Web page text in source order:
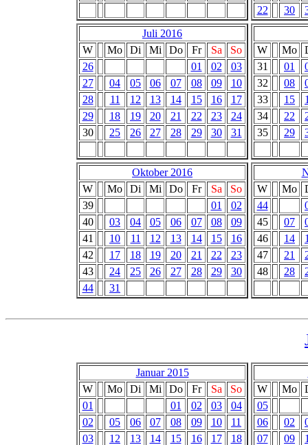
22
30
Juli 2016
W
Mo Di Mi Do Fr Sa
So
26
01 02
03
27
04 05 06 07 08 09
10
28
11 12 13 14 15 16
17
29
18 19 20 21 22 23
24
30
25 26 27 28 29 30 31
W Mo
31
01
32
08
33
15
34
22
35
29
Oktober 2016
W
Mo Di Mi Do Fr Sa
So
39
01
02
40
03 04 05 06 07 08
09
41
10 11 12 13 14 15
16
42
17 18 19 20 21 22
23
43
24 25 26 27 28 29
30
44
31
W
Mo
44
45
07
46
14
47
21
48
28
Januar 2015
W
Mo Di Mi Do Fr Sa
So
01
01 02 03
04
02
05 06 07 08 09 10
11
03
12 13 14 15 16 17
18
W
Mo
05
06
02
07
09